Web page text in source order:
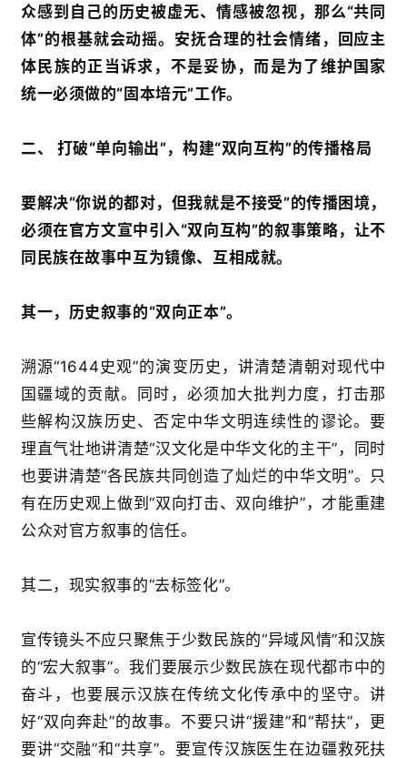
首
众感到自己的历史被虚无、情感被忽视，那么“共同
体”的根基就会动摇。安抚合理的社会情绪，回应主
体民族的正当诉求，不是妥协，而是为了维护国家
统一必须做的“固本培元”工作。
二、 打破“单向输出”，构建“双向互构”的传播格局
要解决“你说的都对，但我就是不接受”的传播困境，
必须在官方文宣中引入“双向互构”的叙事策略，让不
同民族在故事中互为镜像、互相成就。
其一，历史叙事的“双向正本”。
溯源“1644史观”的演变历史，讲清楚清朝对现代中
国疆域的贡献。同时，必须加大批判力度，打击那
些解构汉族历史、否定中华文明连续性的谬论。要
理直气壮地讲清楚“汉文化是中华文化的主干”，同时
也要讲清楚“各民族共同创造了灿烂的中华文明”。只
有在历史观上做到“双向打击、双向维护”，才能重建
公众对官方叙事的信任。
其二，现实叙事的“去标签化”。
宣传镜头不应只聚焦于少数民族的“异域风情”和汉族
的“宏大叙事”。我们要展示少数民族在现代都市中的
奋斗，也要展示汉族在传统文化传承中的坚守。讲
好“双向奔赴”的故事。不要只讲“援建”和“帮扶”，更
要讲“交融”和“共享”。要宣传汉族医生在边疆救死扶